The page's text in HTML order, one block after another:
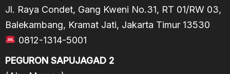
Jl. Raya Condet, Gang Kweni No.31, RT 01/RW 03,
Balekambang, Kramat Jati, Jakarta Timur 13530
0812-1314-5001
PEGURON SAPUJAGAD 2